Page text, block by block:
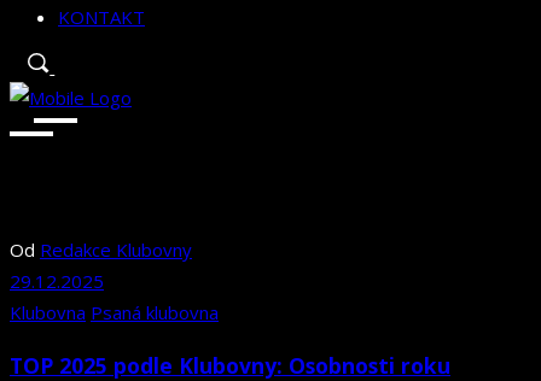
KONTAKT
Od Redakce Klubovny
29.12.2025
Klubovna Psaná klubovna
TOP 2025 podle Klubovny: Osobnosti roku